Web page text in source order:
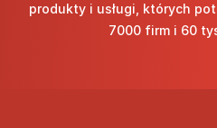
produkty i usługi, których
7000 firm i 60